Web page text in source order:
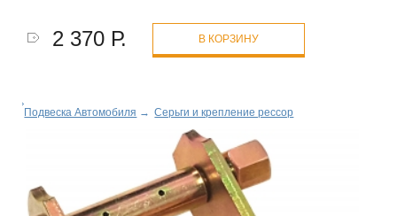
2 370 Р. В КОРЗИНУ
Подвеска Автомобиля → Серьги и крепление рессор